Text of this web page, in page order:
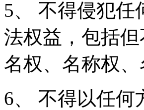
5、 不得侵犯任
法权益，包括
名权、名称权
6、 不得以任何